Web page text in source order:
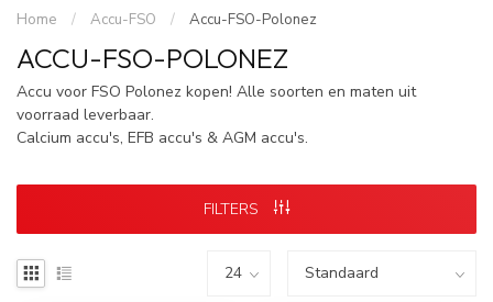
Home / Accu-FSO / Accu-FSO-Polonez
ACCU-FSO-POLONEZ
Accu voor FSO Polonez kopen! Alle soorten en maten uit
voorraad leverbaar.
Calcium accu's, EFB accu's & AGM accu's.
FILTERS